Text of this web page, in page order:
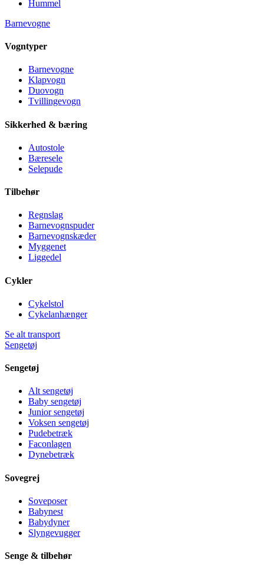
Hummel
Barnevogne
Vogntyper
Barnevogne
Klapvogn
Duovogn
Tvillingevogn
Sikkerhed & bæring
Autostole
Bæresele
Selepude
Tilbehør
Regnslag
Barnevognspuder
Barnevognskæder
Myggenet
Liggedel
Cykler
Cykelstol
Cykelanhænger
Se alt transport
Sengetøj
Sengetøj
Alt sengetøj
Baby sengetøj
Junior sengetøj
Voksen sengetøj
Pudebetræk
Faconlagen
Dynebetræk
Sovegrej
Soveposer
Babynest
Babydyner
Slyngevugger
Senge & tilbehør